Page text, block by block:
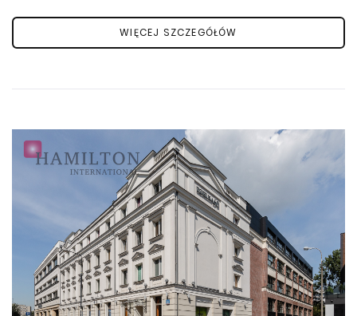
WIĘCEJ SZCZEGÓŁÓW